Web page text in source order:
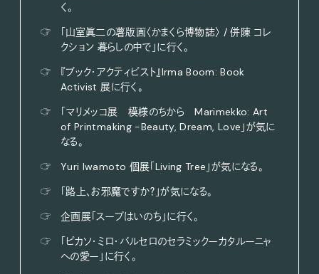
く。
☞
「山室眞二の薯版画〈かまくら博物誌〉 / 併陳 コレ
クション 暮らしの中で」に行く。
☞
『ブック・アクティビスト』Irma Boom: Book
Activist 展に行く。
☞
「マリメッコ展 模様のちから Marimekko: Art
of Printmaking -Beauty, Dream, Love」が気に
なる。
☞
Yuri Iwamoto 個展「Living Tree」が気になる。
☞
「路上、お邪魔ですか？」が気になる。
☞
企画展「スープはいのち」に行く。
☞
「ピカソ・ミロ・バルセロのセラミックーカタルーニャ
への愛ー」に行く。